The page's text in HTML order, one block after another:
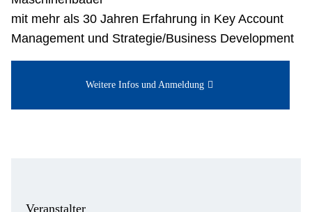
mit mehr als 30 Jahren Erfahrung in Key Account
Management und Strategie/Business Development
Weitere Infos und Anmeldung
Veranstalter